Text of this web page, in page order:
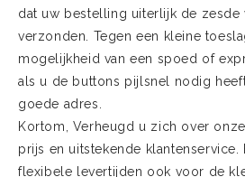
dat uw bestelling uiterlijk de zesde
verzonden. Tegen een kleine
mogelijkheid van een spoed of
als u de buttons pijlsnel nodig
goede adres.
Kortom, Verheugd u zich over
prijs en uitstekende klantenservice.
flexibele levertijden ook voor de